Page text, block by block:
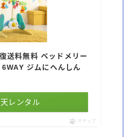
送料無料 ベッドメリー
ジムにへんしん
レンタル
ポチップ